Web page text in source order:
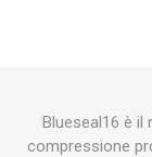
Blueseal16 è il
compressione